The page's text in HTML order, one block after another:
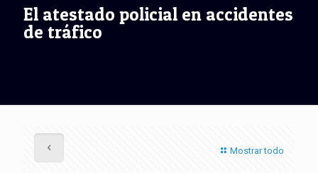
El atestado policial en accidentes
de tráfico
Mostrar todo